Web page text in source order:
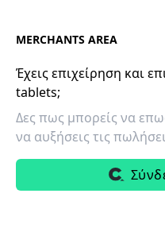
MERCHANTS AREA
Έχεις επιχείρηση και
tablets;
Δες πως μπορείς να
να αυξήσεις τις